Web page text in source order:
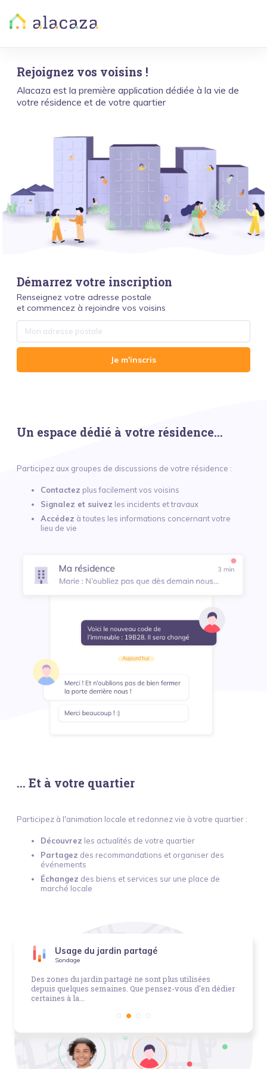
Rejoignez vos voisins !
Alacaza est la première application dédiée à la vie de
votre résidence et de votre quartier
Démarrez votre inscription
Renseignez votre adresse postale
et commencez à rejoindre vos voisins
Je m'inscris
Un espace dédié à votre résidence...
Participez aux groupes de discussions de votre résidence :
Contactez plus facilement vos voisins
Signalez et suivez les incidents et travaux
Accédez à toutes les informations concernant votre
lieu de vie
... Et à votre quartier
Participez à l'animation locale et redonnez vie à votre quartier :
Découvrez les actualités de votre quartier
Partagez des recommandations et organiser des
événements
Échangez des biens et services sur une place de
marché locale
Usage du jardin partagé
Sondage
Des zones du jardin partagé ne sont plus utilisées
depuis quelques semaines. Que pensez-vous d'en dédier
certaines à la...